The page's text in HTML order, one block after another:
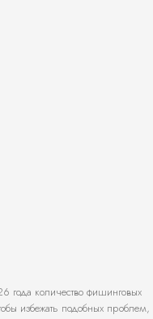
года количество фишинговых
избежать подобных проблем,